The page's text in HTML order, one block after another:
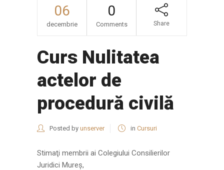
06
decembrie
0
Comments Share
Curs Nulitatea
actelor de
procedură civilă
Posted by unserver in Cursuri
Stimaţi membrii ai Colegiului Consilierilor
Juridici Mureş,